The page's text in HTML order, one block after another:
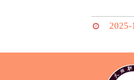
2025-